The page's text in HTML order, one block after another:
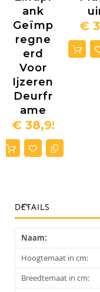
Ank
Geïmp
Regne
Erd
Voor
Ijzeren
Deurfr
Ame
€ 38,95
€
DETAILS
Naam:
Hoogtemaat in cm:
Breedtemaat in cm: